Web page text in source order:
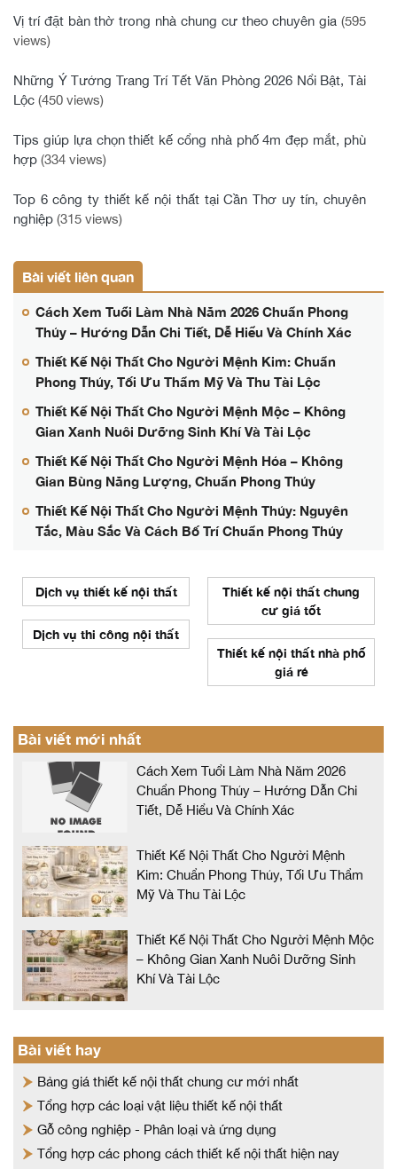
Vị trí đặt bàn thờ trong nhà chung cư theo chuyên gia (595
views)
Những Ý Tưởng Trang Trí Tết Văn Phòng 2026 Nổi Bật, Tài
Lộc (450 views)
Tips giúp lựa chọn thiết kế cổng nhà phố 4m đẹp mắt, phù
hợp (334 views)
Top 6 công ty thiết kế nội thất tại Cần Thơ uy tín, chuyên
nghiệp (315 views)
Bài viết liên quan
Cách Xem Tuổi Làm Nhà Năm 2026 Chuẩn Phong
Thủy – Hướng Dẫn Chi Tiết, Dễ Hiểu Và Chính Xác
Thiết Kế Nội Thất Cho Người Mệnh Kim: Chuẩn
Phong Thủy, Tối Ưu Thẩm Mỹ Và Thu Tài Lộc
Thiết Kế Nội Thất Cho Người Mệnh Mộc – Không
Gian Xanh Nuôi Dưỡng Sinh Khí Và Tài Lộc
Thiết Kế Nội Thất Cho Người Mệnh Hỏa – Không
Gian Bùng Năng Lượng, Chuẩn Phong Thủy
Thiết Kế Nội Thất Cho Người Mệnh Thủy: Nguyên
Tắc, Màu Sắc Và Cách Bố Trí Chuẩn Phong Thủy
Dịch vụ thiết kế nội thất
Dịch vụ thi công nội thất
Thiết kế nội thất chung
cư giá tốt
Thiết kế nội thất nhà phố
giá rẻ
Bài viết mới nhất
Cách Xem Tuổi Làm Nhà Năm 2026
Chuẩn Phong Thủy – Hướng Dẫn Chi
Tiết, Dễ Hiểu Và Chính Xác
Thiết Kế Nội Thất Cho Người Mệnh
Kim: Chuẩn Phong Thủy, Tối Ưu Thẩm
Mỹ Và Thu Tài Lộc
Thiết Kế Nội Thất Cho Người Mệnh Mộc
– Không Gian Xanh Nuôi Dưỡng Sinh
Khí Và Tài Lộc
Bài viết hay
Bảng giá thiết kế nội thất chung cư mới nhất
Tổng hợp các loại vật liệu thiết kế nội thất
Gỗ công nghiệp - Phân loại và ứng dụng
Tổng hợp các phong cách thiết kế nội thất hiện nay